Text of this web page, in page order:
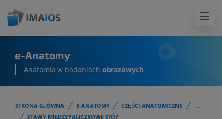
e-Anatomy
Anatomia w badaniach obrazowych
STRONA GŁÓWNA E-ANATOMY CZĘŚCI ANATOMICZNE
...
STAWY MIĘDZYPALICZKOWE STÓP